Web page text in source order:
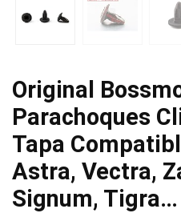
Original
Parachoques
Tapa
Astra, Vectra,
Signum, Tigra…